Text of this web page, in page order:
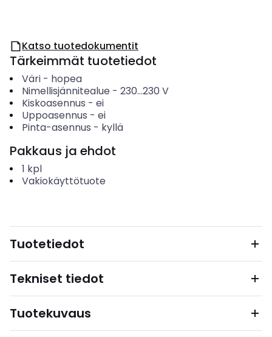
Katso tuotedokumentit
Tärkeimmät tuotetiedot
Väri- hopea
Nimellisjännitealue - 230...230 V
Kiskoasennus - ei
Uppoasennus - ei
Pinta-asennus - kyllä
Pakkaus ja ehdot
1 kpl
Vakiokäyttötuote
Tuotetiedot
Tekniset tiedot
Tuotekuvaus